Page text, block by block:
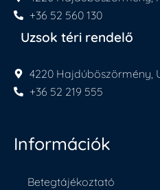
+36 52 560 130
Uzsok téri rendelő
4220 Hajdúböszörmény,
+36 52 219 555
Információk
Betegtájékoztató